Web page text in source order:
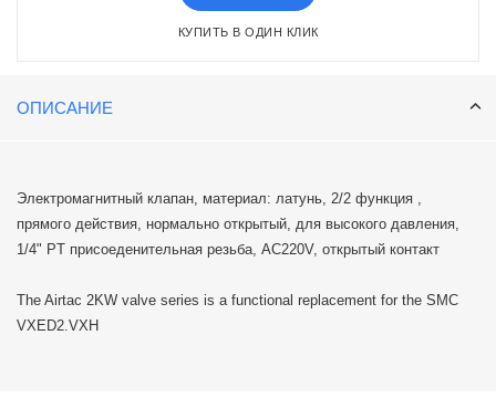
КУПИТЬ В ОДИН КЛИК
ОПИСАНИЕ
Электромагнитный клапан, материал: латунь, 2/2 функция ,
прямого действия, нормально открытый, для высокого давления,
1/4" PT присоеденительная резьба, AC220V, открытый контакт
The Airtac 2KW valve series is a functional replacement for the SMC
VXED2.VXH